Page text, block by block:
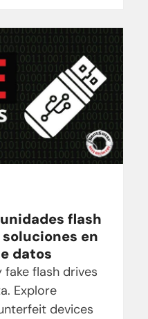
flash
en
datos
flash drives
Explore
devices